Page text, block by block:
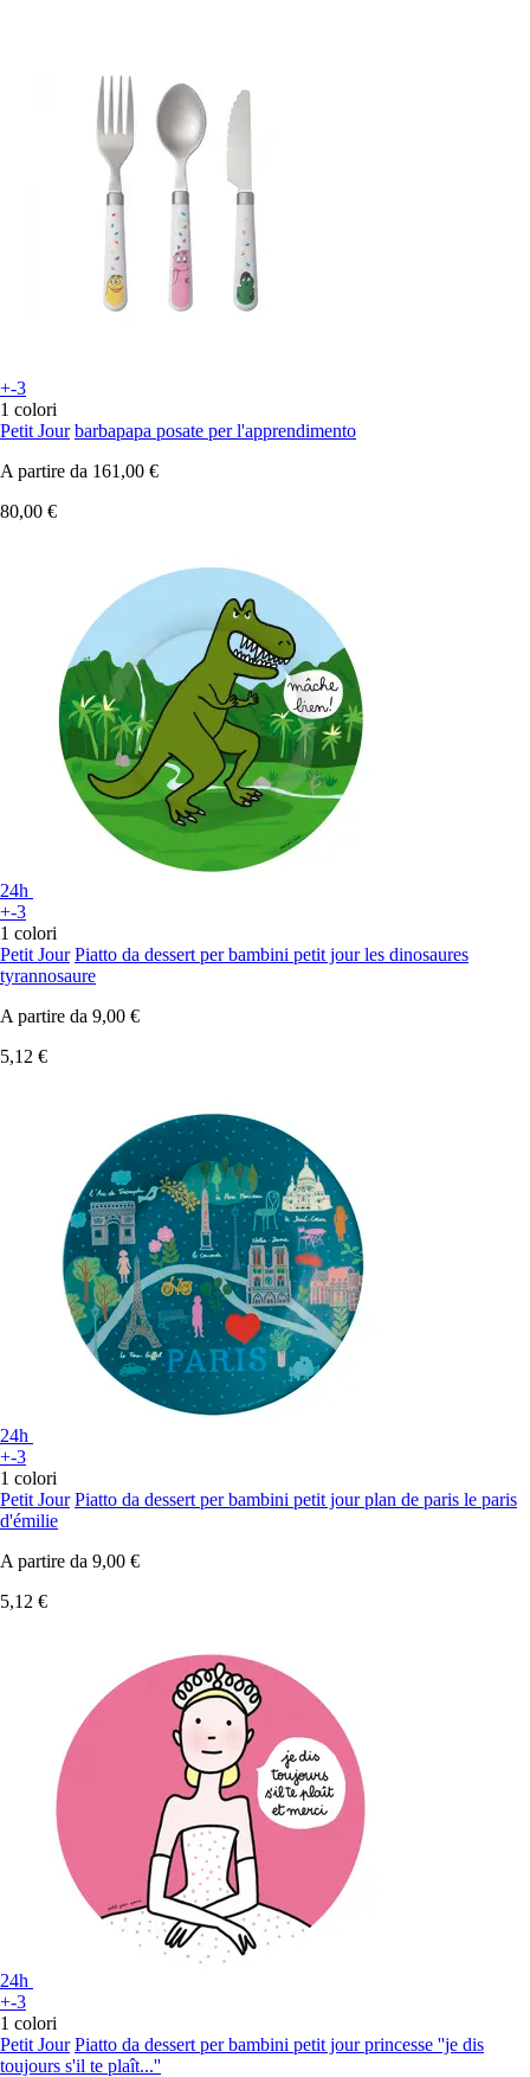
+-3
1 colori
Petit Jour barbapapa posate per l'apprendimento
A partire da 161,00 €
80,00 €
24h
+-3
1 colori
Petit Jour Piatto da dessert per bambini petit jour les dinosaures
tyrannosaure
A partire da 9,00 €
5,12 €
24h
+-3
1 colori
Petit Jour Piatto da dessert per bambini petit jour plan de paris le paris
d'émilie
A partire da 9,00 €
5,12 €
24h
+-3
1 colori
Petit Jour Piatto da dessert per bambini petit jour princesse ''je dis
toujours s'il te plaît...''